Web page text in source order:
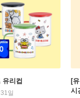
리컵
일
[
시